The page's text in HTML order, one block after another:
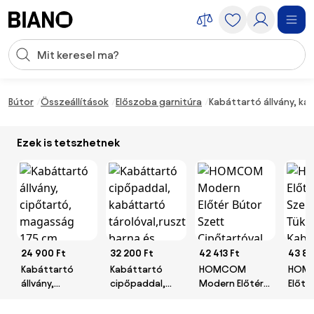
Keresési bevitel
Bútor Összeállítások Előszoba garnitúra Kabáttartó állvány,
Ezek is tetszhetnek
24 900 Ft
Kabáttartó
állvány,
32 200 Ft
Kabáttartó
cipőpaddal,
42 413 Ft
HOMCOM
Modern Előtér
43